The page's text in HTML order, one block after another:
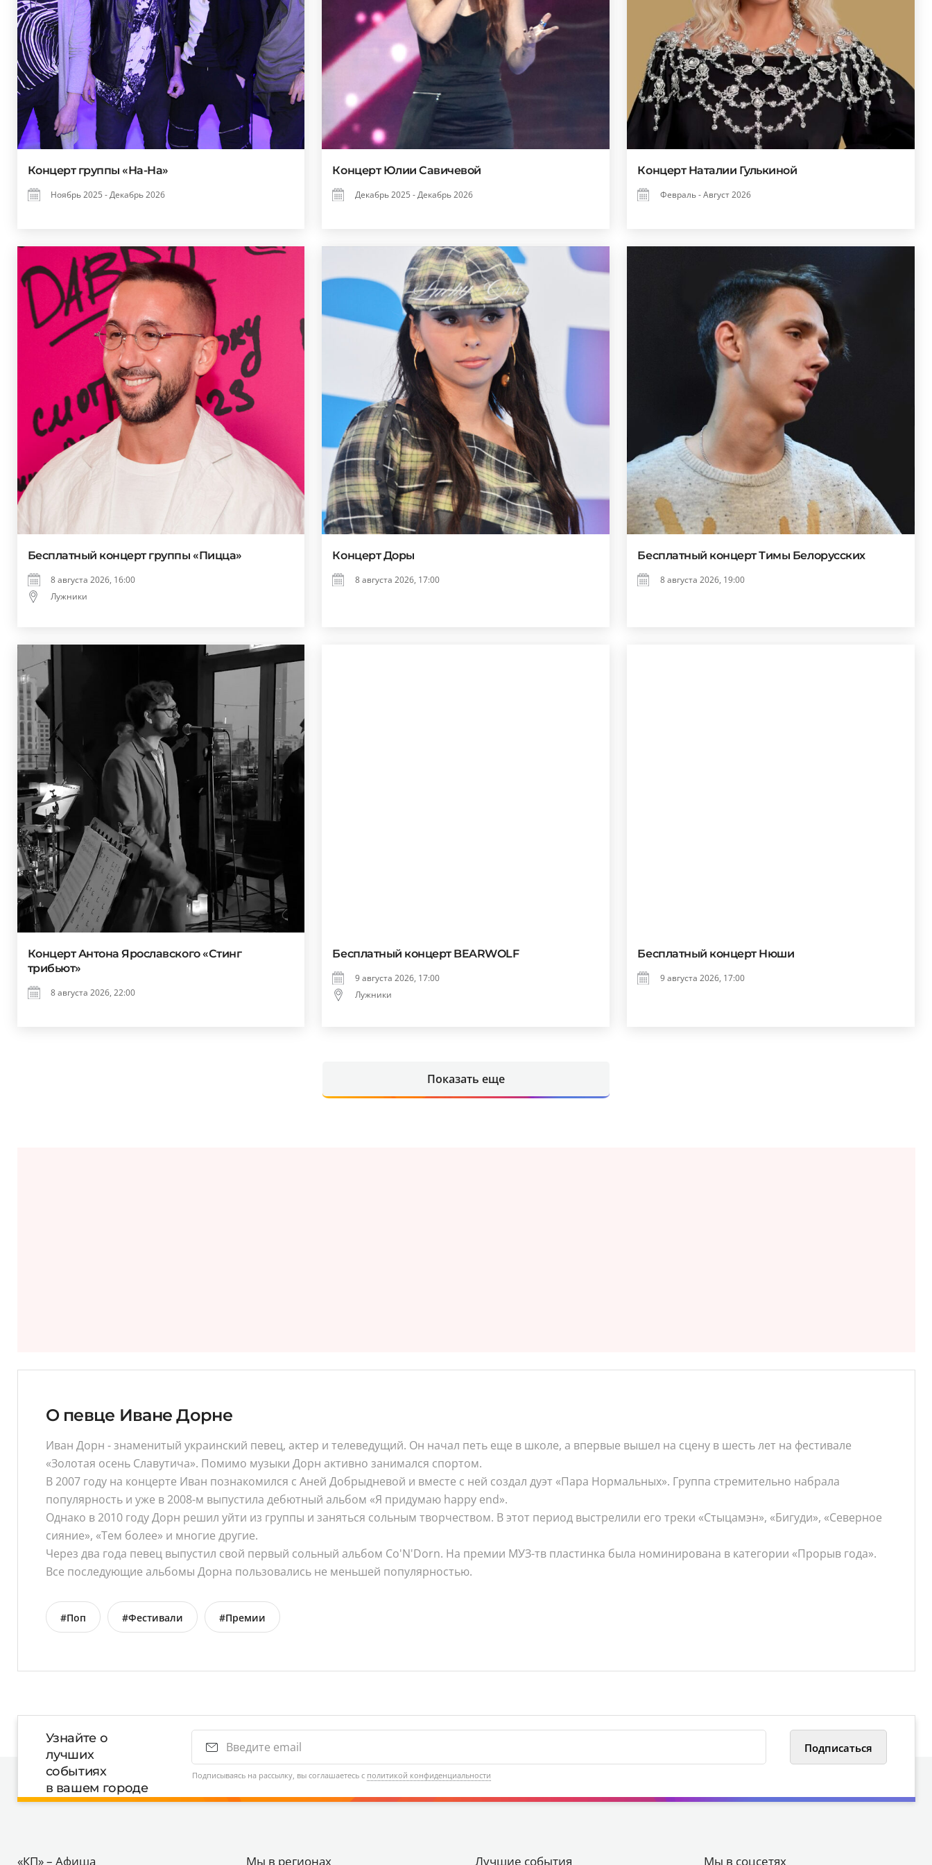
Концерт группы «На-На»
Ноябрь 2025 - Декабрь 2026
Концерт Юлии Савичевой
Декабрь 2025 - Декабрь 2026
Концерт Наталии Гулькиной
Февраль - Август 2026
Бесплатный концерт группы «Пицца»
8 августа 2026, 16:00
Лужники
Концерт Доры
8 августа 2026, 17:00
Бесплатный концерт Тимы Белорусских
8 августа 2026, 19:00
Концерт Антона Ярославского «Стинг
трибьют»
8 августа 2026, 22:00
Бесплатный концерт BEARWOLF
9 августа 2026, 17:00
Лужники
Бесплатный концерт Нюши
9 августа 2026, 17:00
Показать еще
О певце Иване Дорне
Иван Дорн - знаменитый украинский певец, актер и телеведущий. Он начал петь еще в школе, а впервые вышел на сцену в шесть лет на фестивале
«Золотая осень Славутича». Помимо музыки Дорн активно занимался спортом.
В 2007 году на концерте Иван познакомился с Аней Добрыдневой и вместе с ней создал дуэт «Пара Нормальных». Группа стремительно набрала
популярность и уже в 2008-м выпустила дебютный альбом «Я придумаю happy end».
Однако в 2010 году Дорн решил уйти из группы и заняться сольным творчеством. В этот период выстрелили его треки «Стыцамэн», «Бигуди», «Северное
сияние», «Тем более» и многие другие.
Через два года певец выпустил свой первый сольный альбом Co'N'Dorn. На премии МУЗ-тв пластинка была номинирована в категории «Прорыв года».
Все последующие альбомы Дорна пользовались не меньшей популярностью.
#Поп #Фестивали #Премии
Узнайте о
лучших
событиях
в вашем городе
Подписываясь на рассылку, вы соглашаетесь с политикой конфиденциальности
«КП» – Афиша Мы в регионах Лучшие события Мы в соцсетях